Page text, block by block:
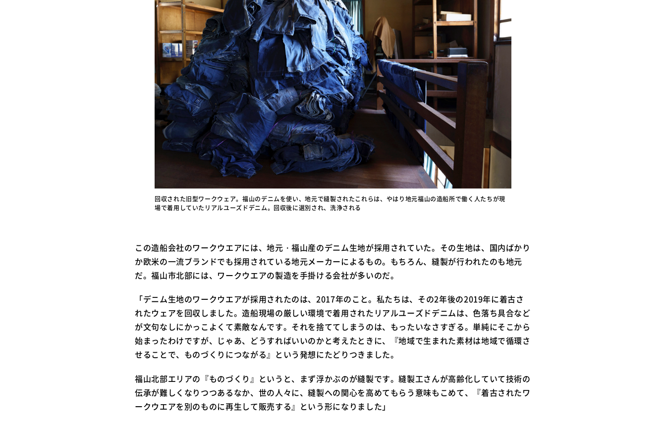
回収された旧型ワークウェア。福山のデニムを使い、地元で縫製されたこれらは、やはり地元福山の造船所で働く人たちが現
場で着用していたリアルユーズドデニム。回収後に選別され、洗浄される
この造船会社のワークウエアには、地元・福山産のデニム生地が採用されていた。その生地は、国内ばかり
か欧米の一流ブランドでも採用されている地元メーカーによるもの。もちろん、縫製が行われたのも地元
だ。福山市北部には、ワークウエアの製造を手掛ける会社が多いのだ。
「デニム生地のワークウエアが採用されたのは、2017年のこと。私たちは、その2年後の2019年に着古さ
れたウェアを回収しました。造船現場の厳しい環境で着用されたリアルユーズドデニムは、色落ち具合など
が文句なしにかっこよくて素敵なんです。それを捨ててしまうのは、もったいなさすぎる。単純にそこから
始まったわけですが、じゃあ、どうすればいいのかと考えたときに、『地域で生まれた素材は地域で循環さ
せることで、ものづくりにつながる』という発想にたどりつきました。
福山北部エリアの『ものづくり』というと、まず浮かぶのが縫製です。縫製工さんが高齢化していて技術の
伝承が難しくなりつつあるなか、世の人々に、縫製への関心を高めてもらう意味もこめて、『着古されたワ
ークウエアを別のものに再生して販売する』という形になりました」